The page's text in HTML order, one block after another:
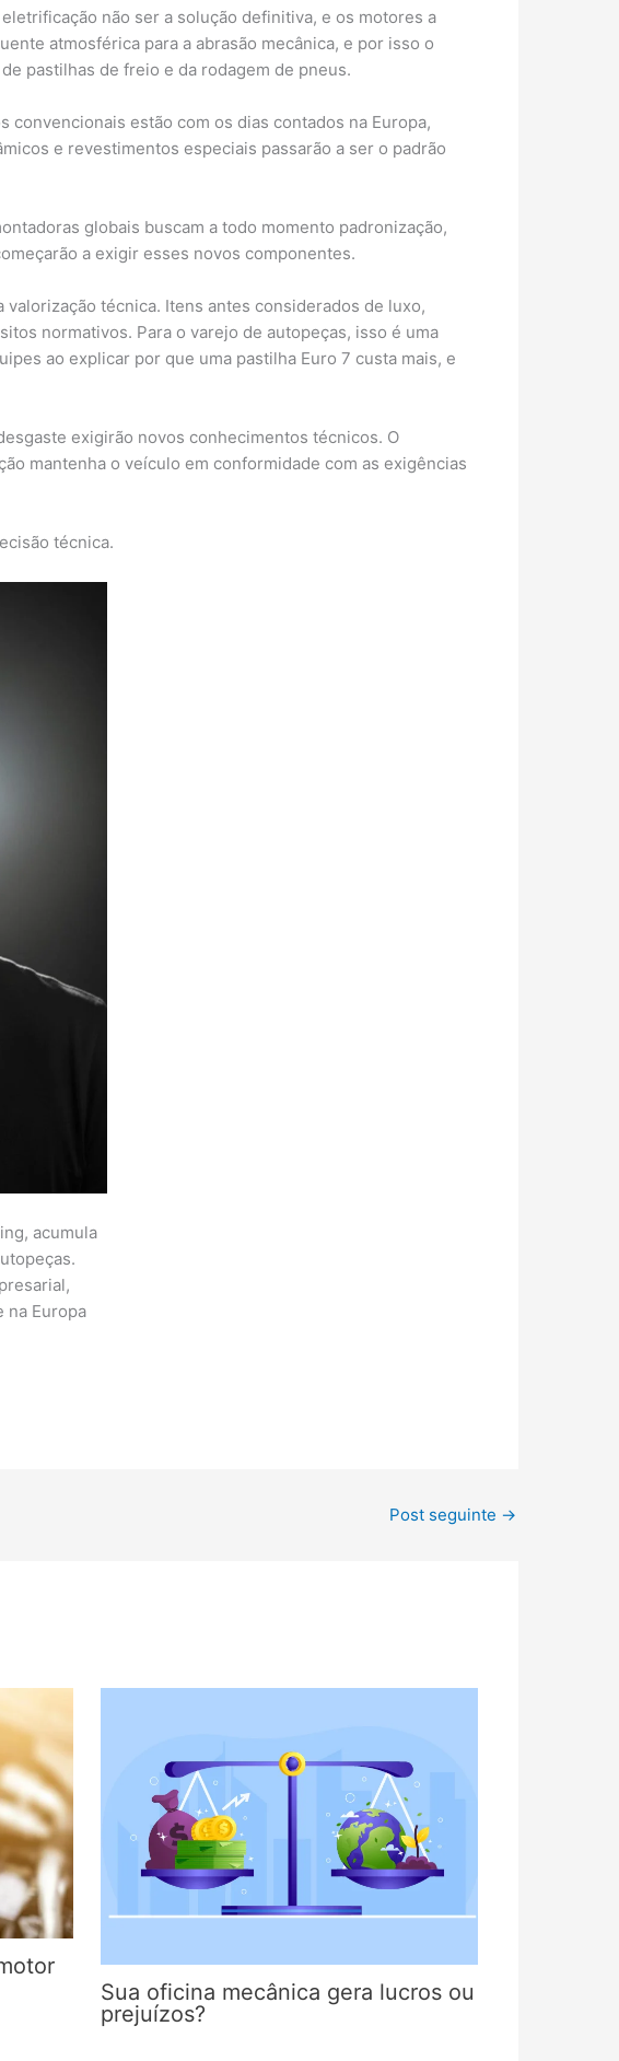
não ser a solução definitiva, e os motores a
atmosférica para a abrasão mecânica, e por isso o
pastilhas de freio e da rodagem de pneus.
estão com os dias contados na Europa,
e revestimentos especiais passarão a ser o padrão
globais buscam a todo momento padronização,
a exigir esses novos componentes.
técnica. Itens antes considerados de luxo,
normativos. Para o varejo de autopeças, isso é uma
ao explicar por que uma pastilha Euro 7 custa mais, e
exigirão novos conhecimentos técnicos. O
mantenha o veículo em conformidade com as exigências
técnica.
acumula
na Europa
Post seguinte →
Sua oficina mecânica gera lucros ou
prejuízos?